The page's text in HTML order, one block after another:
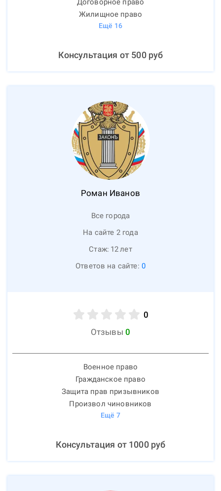
Договорное право
Жилищное право
Ещё 16
Консультация от 500руб
Роман Иванов
Все города
На сайте 2 года
Стаж: 12лет
Ответов на сайте: 0
0
Отзывы 0
Военное право
Гражданское право
Защита прав призывников
Произвол чиновников
Ещё 7
Консультация от 1000руб